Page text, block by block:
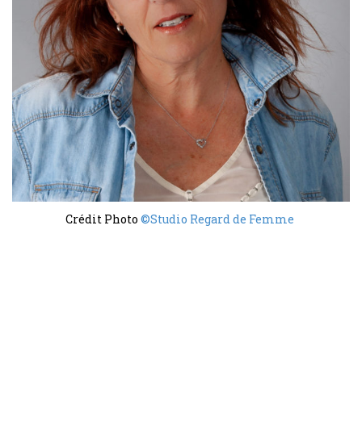
Crédit Photo ©Studio Regard de Femme